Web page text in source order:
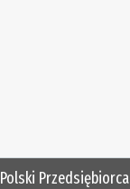
Polski Przedsiębiorca